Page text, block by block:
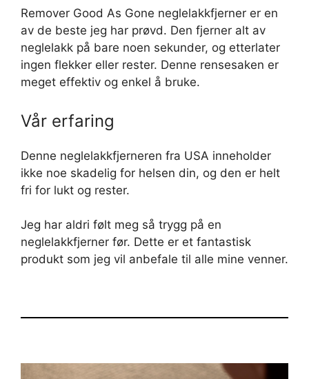
Remover Good As Gone neglelakkfjerner er en
av de beste jeg har prøvd. Den fjerner alt av
neglelakk på bare noen sekunder, og etterlater
ingen flekker eller rester. Denne rensesaken er
meget effektiv og enkel å bruke.
Vår erfaring
Denne neglelakkfjerneren fra USA inneholder
ikke noe skadelig for helsen din, og den er helt
fri for lukt og rester.
Jeg har aldri følt meg så trygg på en
neglelakkfjerner før. Dette er et fantastisk
produkt som jeg vil anbefale til alle mine venner.